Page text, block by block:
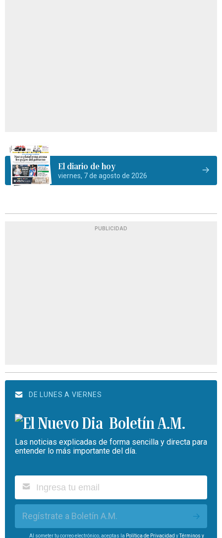
El diario de hoy
viernes, 7 de agosto de 2026
PUBLICIDAD
DE LUNES A VIERNES
Boletín A.M.
Las noticias explicadas de forma sencilla y directa para
entender lo más importante del día.
Regístrate a Boletín A.M.
Al someter tu correo electrónico, aceptas la Política de Privacidad y
Términos y